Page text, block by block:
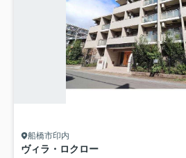
船橋市印内
ヴィラ・ロクロー